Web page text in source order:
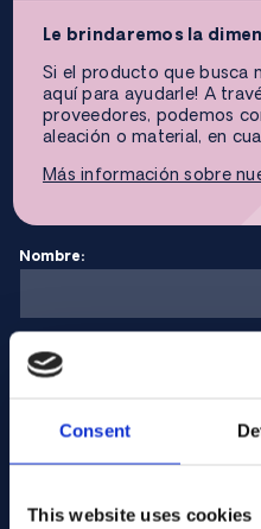
Consent
This website uses cookies
Le brindaremos la
Si el producto que busca
aquí para ayudarle! A
proveedores, podemos
aleación o material, en
Más información sobre
Nombre:
Dirección de correo